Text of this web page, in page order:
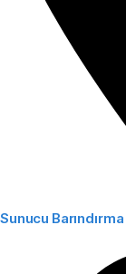
Sunucu Barındırma